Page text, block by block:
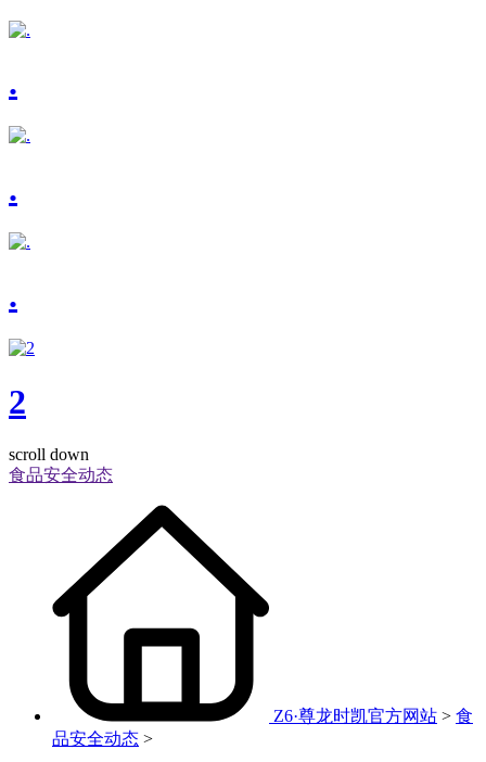
.
.
.
2
scroll down
食品安全动态
Z6·尊龙时凯官方网站 > 食
品安全动态 >